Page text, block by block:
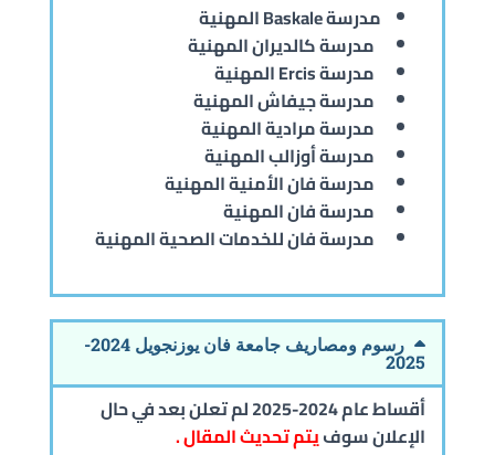
مدرسة Baskale المهنية
مدرسة كالديران المهنية
مدرسة Ercis المهنية
مدرسة جيفاش المهنية
مدرسة مرادية المهنية
مدرسة أوزالب المهنية
مدرسة فان الأمنية المهنية
مدرسة فان المهنية
مدرسة فان للخدمات الصحية المهنية
رسوم ومصاريف جامعة فان يوزنجويل 2024-
2025
أقساط عام 2024-2025 لم تعلن بعد في حال
الإعلان سوفيتم تحديث المقال .